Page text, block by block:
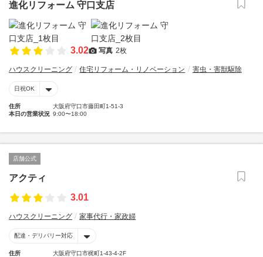
進化リフォーム 守口支店
3.02 写真 2枚
ハウスクリーニング 住宅リフォーム・リノベーション 害虫・害獣駆除
日祝OK
住所
大阪府守口市藤田町1-51-3
本日の営業状況 9:00〜18:00
店舗公式
アクティ
3.01
ハウスクリーニング 家事代行・家政婦
配達・デリバリー対応
住所 大阪府守口市梶町1-43-4-2F